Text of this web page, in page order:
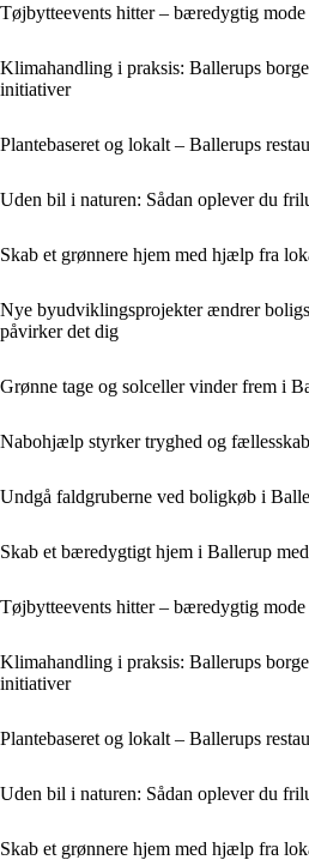
Tøjbytteevents hitter – bæredygtig
Klimahandling i praksis: Ballerups
initiativer
Plantebaseret og lokalt – Ballerups
Uden bil i naturen: Sådan oplever du
Skab et grønnere hjem med hjælp fra
Nye byudviklingsprojekter ændrer
påvirker det dig
Grønne tage og solceller vinder frem i
Nabohjælp styrker tryghed og
Undgå faldgruberne ved boligkøb i
Skab et bæredygtigt hjem i Ballerup
Tøjbytteevents hitter – bæredygtig
Klimahandling i praksis: Ballerups
initiativer
Plantebaseret og lokalt – Ballerups
Uden bil i naturen: Sådan oplever du
Skab et grønnere hjem med hjælp fra